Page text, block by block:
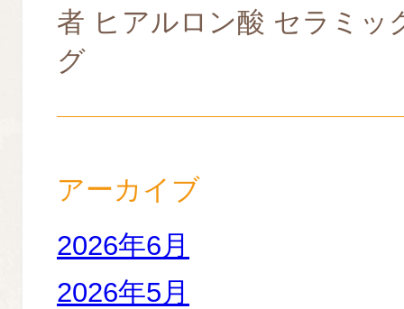
者 ヒアルロン酸 セラミッ
グ
アーカイブ
2026年6月
2026年5月